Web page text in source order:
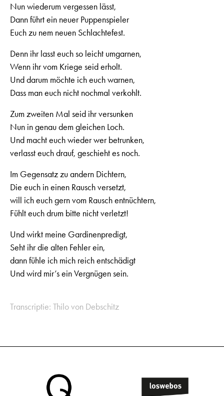
Nun wiederum vergessen lässt,
Dann führt ein neuer Puppenspieler
Euch zu nem neuen Schlachtefest.
Denn ihr lasst euch so leicht umgarnen,
Wenn ihr vom Kriege seid erholt.
Und darum möchte ich euch warnen,
Dass man euch nicht nochmal verkohlt.
Zum zweiten Mal seid ihr versunken
Nun in genau dem gleichen Loch.
Und macht euch wieder wer betrunken,
verlasst euch drauf, geschieht es noch.
Im Gegensatz zu andern Dichtern,
Die euch in einen Rausch versetzt,
will ich euch gern vom Rausch entnüchtern,
Fühlt euch drum bitte nicht verletzt!
Und wirkt meine Gardinenpredigt,
Seht ihr die alten Fehler ein,
dann fühle ich mich reich entschädigt
Und wird mir’s ein Vergnügen sein.
Transcriptie: Thilo von Debschitz